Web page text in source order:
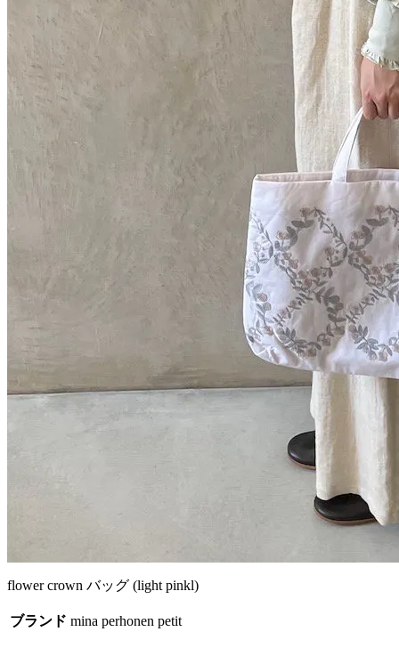
flower crown バッグ (light pinkl)
ブランド mina perhonen petit